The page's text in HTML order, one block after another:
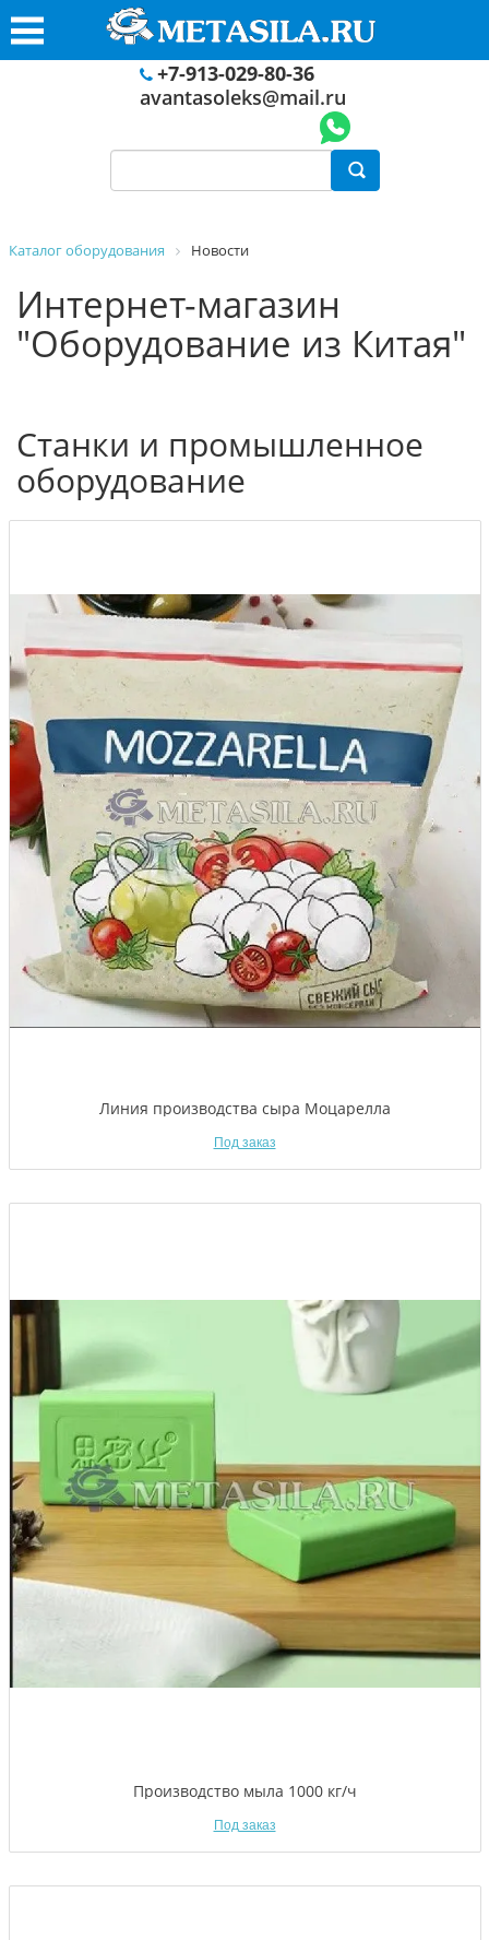
+7-913-029-80-36
avantasoleks@mail.ru
Каталог оборудования Новости
Интернет-магазин
"Оборудование из Китая"
Станки и промышленное
оборудование
Линия производства сыра Моцарелла
Под заказ
Производство мыла 1000 кг/ч
Под заказ